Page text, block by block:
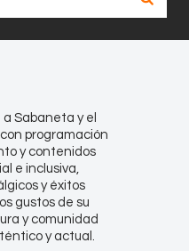
a Sabaneta y el
programación
y contenidos
e inclusiva,
y éxitos
gustos de su
y comunidad
y actual.